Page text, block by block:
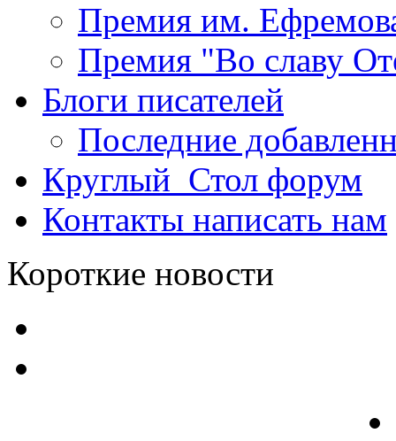
Премия им.
Премия "Во славу
Блоги писателей
Последние
Круглый_Стол форум
Контакты написать нам
Короткие новости